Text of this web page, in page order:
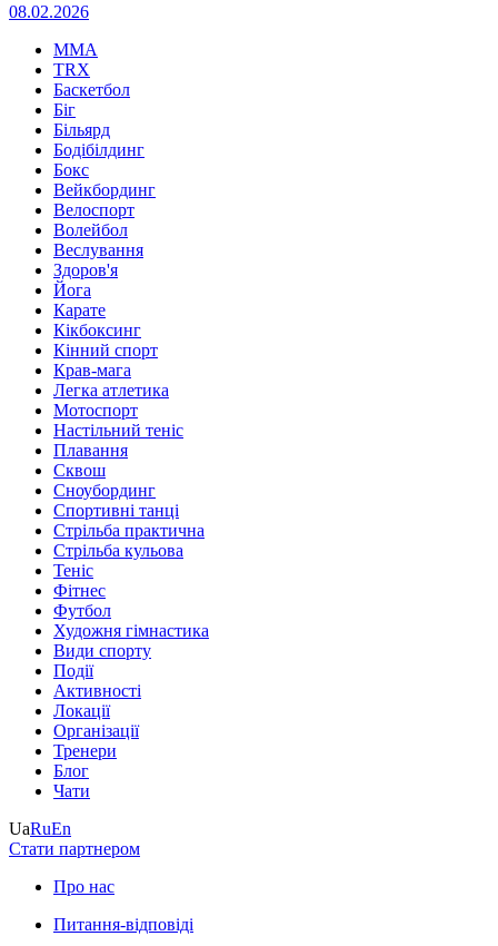
08.02.2026
MMA
TRX
Баскетбол
Біг
Більярд
Бодібілдинг
Бокс
Вейкбординг
Велоспорт
Волейбол
Веслування
Здоров'я
Йога
Карате
Кікбоксинг
Кінний спорт
Крав-мага
Легка атлетика
Мотоспорт
Настільний теніс
Плавання
Сквош
Сноубординг
Спортивні танці
Стрільба практична
Стрільба кульова
Теніс
Фітнес
Футбол
Художня гімнастика
Види спорту
Події
Активності
Локації
Організації
Тренери
Блог
Чати
UaRuEn
Стати партнером
Про нас
Питання-відповіді